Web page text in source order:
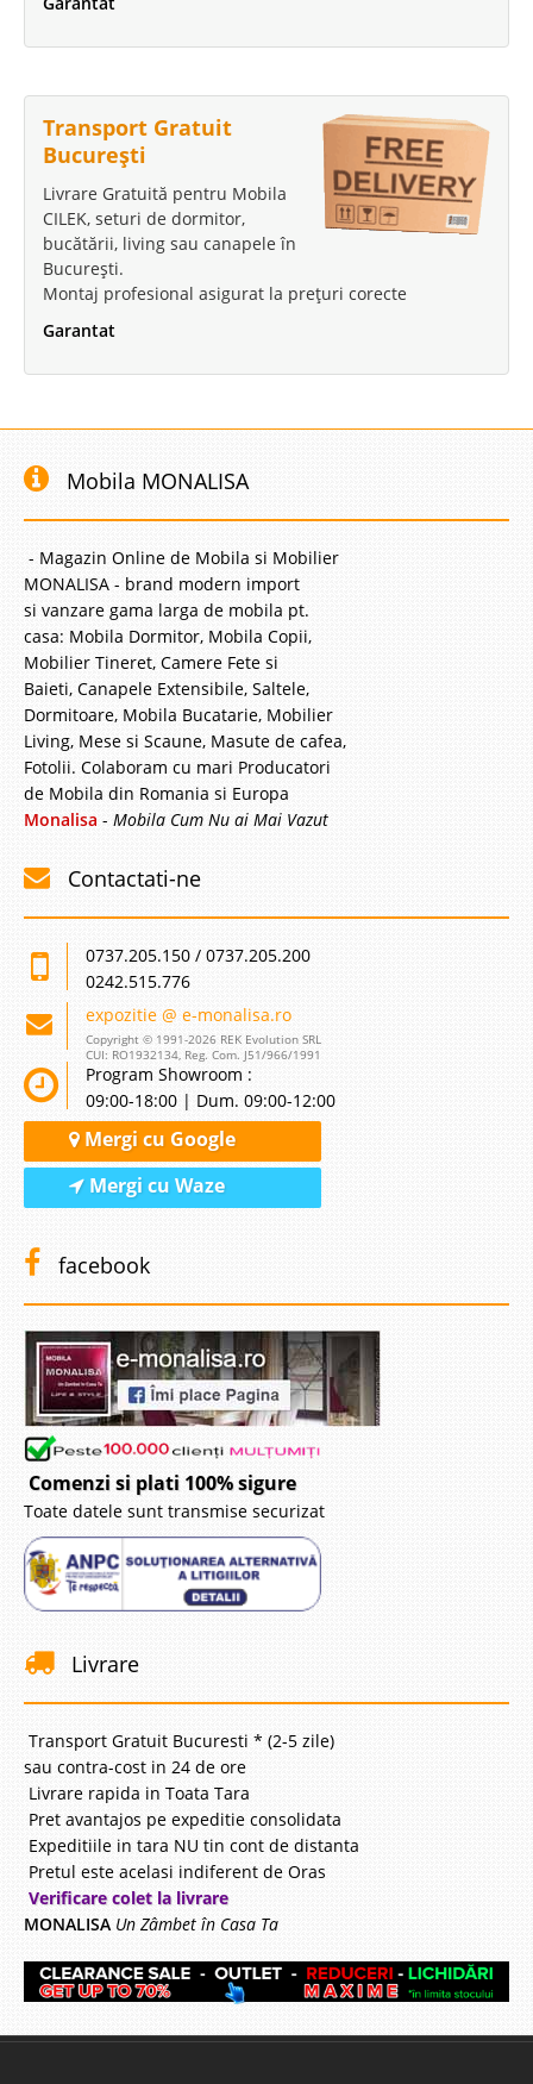
Transport Gratuit
București
Livrare Gratuită pentru Mobila
CILEK, seturi de dormitor,
bucătării, living sau canapele în
București.
Montaj profesional asigurat la prețuri corecte
Garantat
Mobila MONALISA
- Magazin Online de Mobila si Mobilier
MONALISA - brand modern import
si vanzare gama larga de mobila pt.
casa: Mobila Dormitor, Mobila Copii,
Mobilier Tineret, Camere Fete si
Baieti, Canapele Extensibile, Saltele,
Dormitoare, Mobila Bucatarie, Mobilier
Living, Mese si Scaune, Masute de cafea,
Fotolii. Colaboram cu mari Producatori
de Mobila din Romania si Europa
Monalisa - Mobila Cum Nu ai Mai Vazut
Contactati-ne
0737.205.150 / 0737.205.200
0242.515.776
expozitie @ e-monalisa.ro
Copyright © 1991-2026 REK Evolution SRL
CUI: RO1932134, Reg. Com. J51/966/1991
Program Showroom :
09:00-18:00 | Dum. 09:00-12:00
Mergi cu Google
Mergi cu Waze
facebook
Comenzi si plati 100% sigure
Toate datele sunt transmise securizat
Livrare
Transport Gratuit Bucuresti * (2-5 zile)
sau contra-cost in 24 de ore
Livrare rapida in Toata Tara
Pret avantajos pe expeditie consolidata
Expeditiile in tara NU tin cont de distanta
Pretul este acelasi indiferent de Oras
Verificare colet la livrare
MONALISA Un Zâmbet în Casa Ta